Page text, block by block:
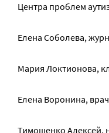
Центра проблем
Елена Соболева,
Мария Локтионова,
Елена Воронина, врач
Тимошенко Алексей,